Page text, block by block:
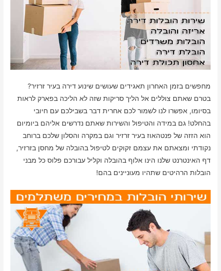
מחפשים בזמן האחרון תאגידים שעושים שינוע דירה בעיר זרזיר?
בטרם שאתם צוללים אל הליך סריקות שזה לא הליכה בפארק לראות
בסיומו, אפשרו לנו לשמור לכם אחרית דבר בשבילכם עם חיובי
בהחלט! גם במידה והטיפול והשירות שאתם נדרשים אליהם ביומיום
הוא הזזה של פנטהאוז בעיר זרזיר וגם במקרה והסלון שלכם ברוחב
נקודתי ומצאתם את עצמם זקוקים לטיפול בהובלה של מחסן בזרזיר,
דף האינטרנט שלנו הינו אלוף בהובלה וקליל עבורכם פלוס כל מבני
הובלות הרהיטים שתהיו מעוניינים בהם!